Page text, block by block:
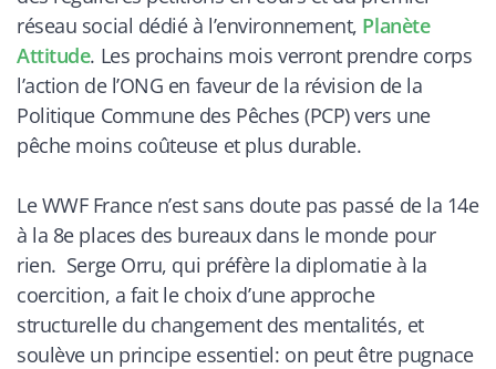
réseau social dédié à l’environnement, Planète
Attitude. Les prochains mois verront prendre corps
l’action de l’ONG en faveur de la révision de la
Politique Commune des Pêches (PCP) vers une
pêche moins coûteuse et plus durable.
Le WWF France n’est sans doute pas passé de la 14e
à la 8e places des bureaux dans le monde pour
rien. Serge Orru, qui préfère la diplomatie à la
coercition, a fait le choix d’une approche
structurelle du changement des mentalités, et
soulève un principe essentiel: on peut être pugnace